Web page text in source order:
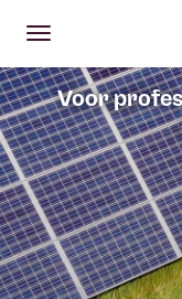
Openen
Hoofdmenu
Voor